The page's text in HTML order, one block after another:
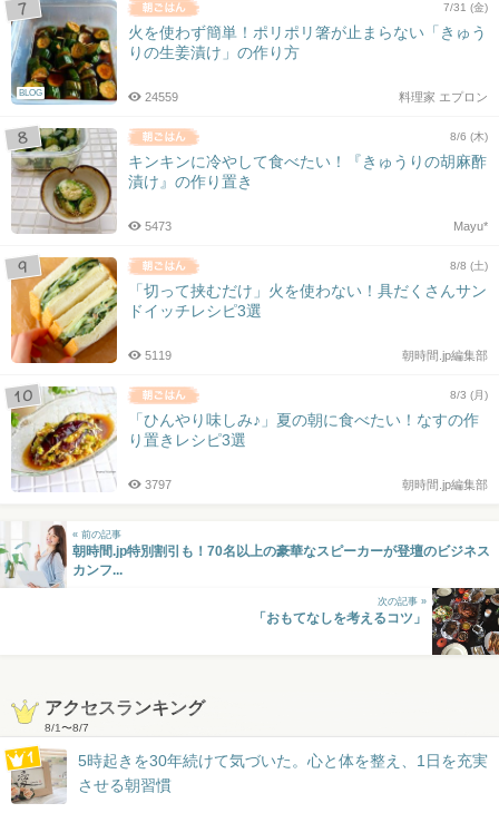
BLOG
7/31 (金)
火を使わず簡単！ポリポリ箸が止まらない「きゅう
りの生姜漬け」の作り方
料理家 エプロン
24559
8/6 (木)
キンキンに冷やして食べたい！『きゅうりの胡麻酢
漬け』の作り置き
Mayu*
5473
8/8 (土)
「切って挟むだけ」火を使わない！具だくさんサン
ドイッチレシピ3選
朝時間.jp編集部
5119
8/3 (月)
「ひんやり味しみ♪」夏の朝に食べたい！なすの作
り置きレシピ3選
朝時間.jp編集部
3797
« 前の記事
朝時間.jp特別割引も！70名以上の豪華なスピーカーが登壇のビジネス
カンフ...
次の記事 »
「おもてなしを考えるコツ」
アクセスランキング
8/1〜8/7
5時起きを30年続けて気づいた。心と体を整え、1日を充実
させる朝習慣